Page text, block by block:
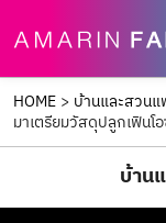
HOME > บ้านและสวน
มาเตรียมวัสดุปลูกเฟินโ
บ้าน